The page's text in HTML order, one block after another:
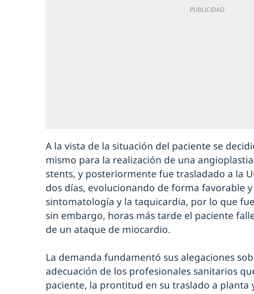
A la vista de la situación del paciente se
mismo para la realización de una
stents, y posteriormente fue trasladado a la
dos días, evolucionando de forma favorable
sintomatología y la taquicardia, por lo que
sin embargo, horas más tarde el paciente
de un ataque de miocardio.
La demanda fundamentó sus alegaciones
adecuación de los profesionales sanitarios
paciente, la prontitud en su traslado a planta